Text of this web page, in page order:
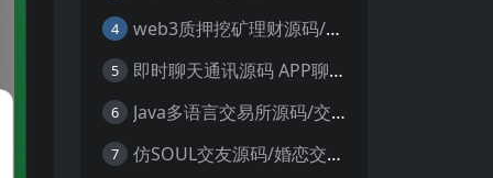
4 web3质押挖矿理财源码/PHP理财源码
5 即时聊天通讯源码 APP聊天通讯源码 安卓+ios带后端源码控制
6 Java多语言交易所源码/交割合约/永续合约/币币/java服务端
7 仿SOUL交友源码/婚恋交友源码/社交友附近人婚恋约仿陌陌APP源码系统